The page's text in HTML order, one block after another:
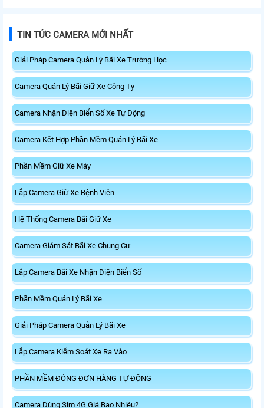
TIN TỨC CAMERA MỚI NHẤT
Giải Pháp Camera Quản Lý Bãi Xe Trường Học
Camera Quản Lý Bãi Giữ Xe Công Ty
Camera Nhận Diện Biển Số Xe Tự Động
Camera Kết Hợp Phần Mềm Quản Lý Bãi Xe
Phần Mềm Giữ Xe Máy
Lắp Camera Giữ Xe Bệnh Viện
Hệ Thống Camera Bãi Giữ Xe
Camera Giám Sát Bãi Xe Chung Cư
Lắp Camera Bãi Xe Nhận Diện Biển Số
Phần Mềm Quản Lý Bãi Xe
Giải Pháp Camera Quản Lý Bãi Xe
Lắp Camera Kiểm Soát Xe Ra Vào
PHẦN MỀM ĐÓNG ĐƠN HÀNG TỰ ĐỘNG
Camera Dùng Sim 4G Giá Bao Nhiêu?